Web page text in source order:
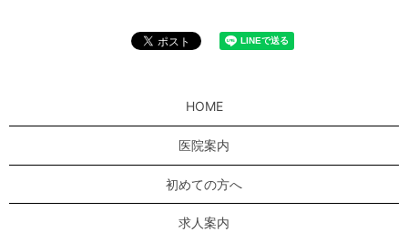
HOME
医院案内
初めての方へ
求人案内